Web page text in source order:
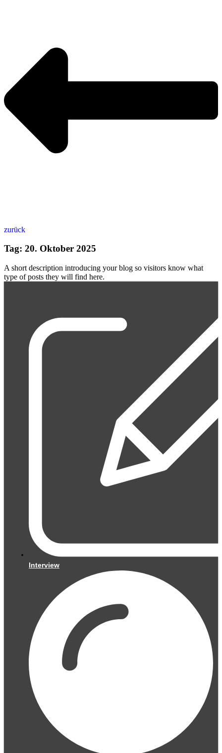
zurück
Tag: 20. Oktober 2025
A short description introducing your blog so visitors know what
type of posts they will find here.
Interview